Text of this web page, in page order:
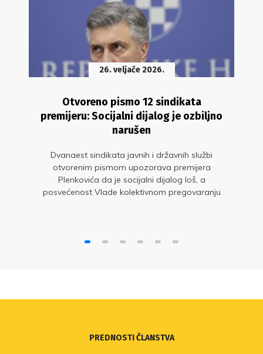
26. veljače 2026.
Otvoreno pismo 12 sindikata
premijeru: Socijalni dijalog je ozbiljno
narušen
Dvanaest sindikata javnih i državnih službi
otvorenim pismom upozorava premijera
Plenkovića da je socijalni dijalog loš, a
posvećenost Vlade kolektivnom pregovaranju
PREDNOSTI ČLANSTVA